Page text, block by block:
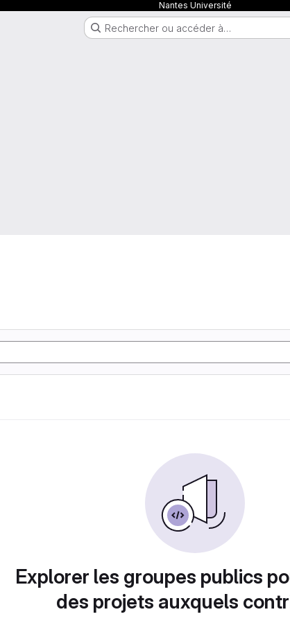
Nantes Université
Rechercher ou accéder à…
Explorer les groupes publics
des projets auxquels